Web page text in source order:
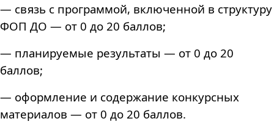
— связь с программой, включенной в структуру
ФОП ДО — от 0 до 20 баллов;
— планируемые результаты — от 0 до 20
баллов;
— оформление и содержание конкурсных
материалов — от 0 до 20 баллов.